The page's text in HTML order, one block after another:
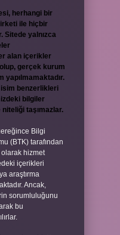
herhangi bir
ile hiçbir
Sitede yalnızca
alan içerikler
gerçek kurum
yapılmamaktadır.
benzerlikleri
bilgiler
taşımazlar.
Bilgi
(BTK) tarafından
olarak hizmet
içerikleri
araştırma
Ancak,
sorumluluğunu
bu